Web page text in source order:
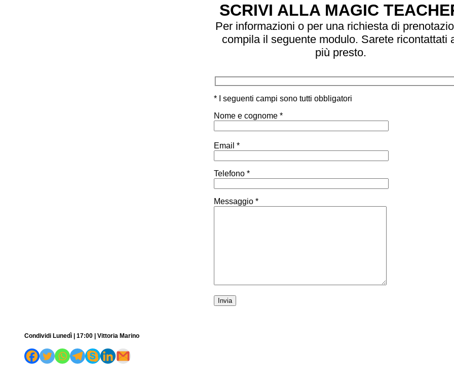
SCRIVI ALLA MAGIC
Per informazioni o per una richiesta di
compila il seguente modulo. Sarete ricontattati
più presto.
* I seguenti campi sono tutti obbligatori
Nome e cognome *
Email *
Telefono *
Messaggio *
Condividi Lunedì | 17:00 | Vittoria Marino